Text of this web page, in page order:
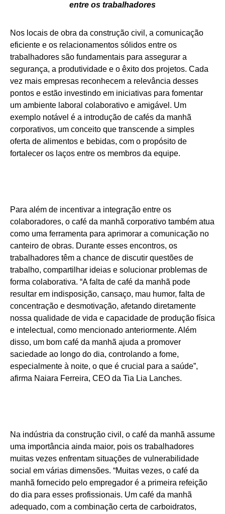
entre os trabalhadores
Nos locais de obra da construção civil, a comunicação
eficiente e os relacionamentos sólidos entre os
trabalhadores são fundamentais para assegurar a
segurança, a produtividade e o êxito dos projetos. Cada
vez mais empresas reconhecem a relevância desses
pontos e estão investindo em iniciativas para fomentar
um ambiente laboral colaborativo e amigável. Um
exemplo notável é a introdução de cafés da manhã
corporativos, um conceito que transcende a simples
oferta de alimentos e bebidas, com o propósito de
fortalecer os laços entre os membros da equipe.
Para além de incentivar a integração entre os
colaboradores, o café da manhã corporativo também atua
como uma ferramenta para aprimorar a comunicação no
canteiro de obras. Durante esses encontros, os
trabalhadores têm a chance de discutir questões de
trabalho, compartilhar ideias e solucionar problemas de
forma colaborativa. “A falta de café da manhã pode
resultar em indisposição, cansaço, mau humor, falta de
concentração e desmotivação, afetando diretamente
nossa qualidade de vida e capacidade de produção física
e intelectual, como mencionado anteriormente. Além
disso, um bom café da manhã ajuda a promover
saciedade ao longo do dia, controlando a fome,
especialmente à noite, o que é crucial para a saúde”,
afirma Naiara Ferreira, CEO da Tia Lia Lanches.
Na indústria da construção civil, o café da manhã assume
uma importância ainda maior, pois os trabalhadores
muitas vezes enfrentam situações de vulnerabilidade
social em várias dimensões. “Muitas vezes, o café da
manhã fornecido pelo empregador é a primeira refeição
do dia para esses profissionais. Um café da manhã
adequado, com a combinação certa de carboidratos,